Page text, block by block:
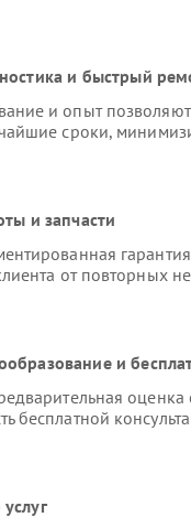
и быстрый
и опыт позволяют
сроки,
и запчасти
от повторных
и
оценка
бесплатной